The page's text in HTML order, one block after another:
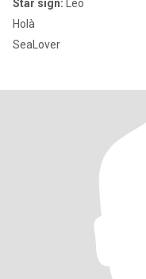
Star sign: Leo
Holà
SeaLover